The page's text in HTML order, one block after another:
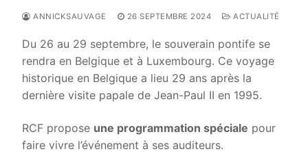
ANNICKSAUVAGE 26 SEPTEMBRE 2024 ACTUALITÉ
Du 26 au 29 septembre, le souverain pontife se
rendra en Belgique et à Luxembourg. Ce voyage
historique en Belgique a lieu 29 ans après la
dernière visite papale de Jean-Paul II en 1995.
RCF propose une programmation spéciale pour
faire vivre l’événement à ses auditeurs.